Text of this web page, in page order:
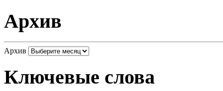
Архив
Архив
Ключевые слова